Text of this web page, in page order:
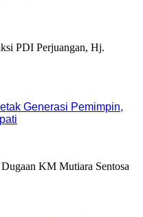
Generasi Pemimpin,